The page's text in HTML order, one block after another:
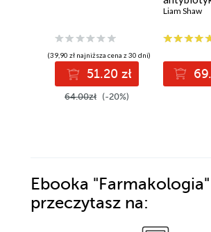
(39,90 zł najniższa cena z 30 dni)
51.20 zł
64.00zł (-20%)
przestaną
Liam Shaw
Ebooka "Farmakologia"
przeczytasz na: